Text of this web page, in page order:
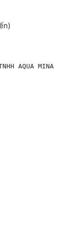
AQUA MINA